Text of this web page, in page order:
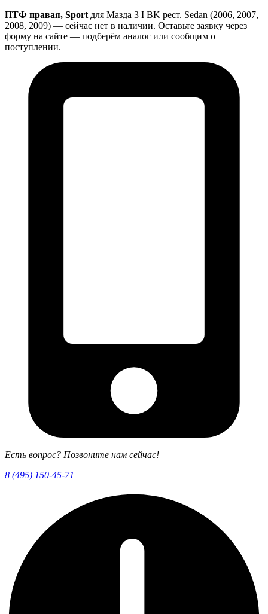
ПТФ правая, Sport для Мазда 3 I BK рест. Sedan (2006, 2007,
2008, 2009) — сейчас нет в наличии. Оставьте заявку через
форму на сайте — подберём аналог или сообщим о
поступлении.
Есть вопрос? Позвоните нам сейчас!
8 (495) 150-45-71